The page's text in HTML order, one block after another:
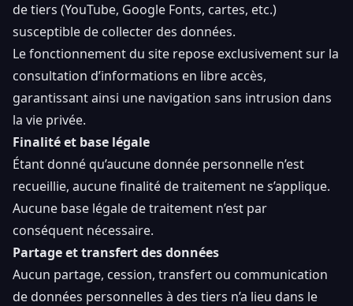
de tiers (YouTube, Google Fonts, cartes, etc.)
susceptible de collecter des données.
Le fonctionnement du site repose exclusivement sur la
consultation d’informations en libre accès,
garantissant ainsi une navigation sans intrusion dans
la vie privée.
Finalité et base légale
Étant donné qu’aucune donnée personnelle n’est
recueillie, aucune finalité de traitement ne s’applique.
Aucune base légale de traitement n’est par
conséquent nécessaire.
Partage et transfert des données
Aucun partage, cession, transfert ou communication
de données personnelles à des tiers n’a lieu dans le